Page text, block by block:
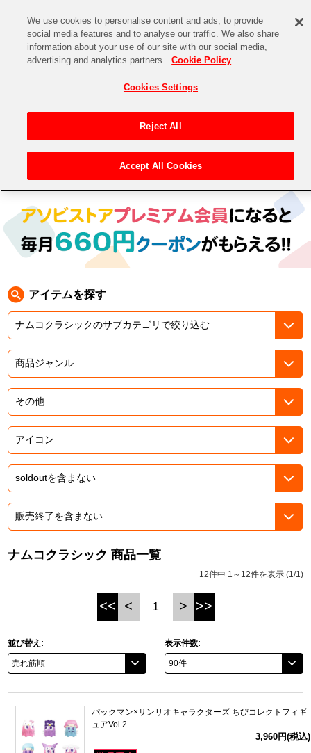
CHANNEL STORE EVENT
ゲーム 電子書籍
その他先行受付
アイドルマスターシリーズ
アイドルマスター
アイドルマスター ミリオンライブ！
アイドルマスター SideM
プロジェクトアイマス ヴイアライヴ
テイルズ オブ シリーズ
電音部
鉄拳
太鼓の達人
ACE COMBAT
ナムコクラシック
ドラゴンボール
ラブライブ！サンシャイン‼
イベントグッズ
トイ・ホビー
> キャラクター > ナムコクラシック
アイテムを探す
ナムコクラシック 商品一覧
12件中 1～12件を表示 (1/1)
<< < 1 > >>
並び替え: 表示件数:
パックマン×サンリオキャラクターズ ちびコレクトフィギ
ュアVol.2
3,960円(税込)
We use cookies to personalise content and ads, to provide
social media features and to analyse our traffic. We also share
information about your use of our site with our social media,
advertising and analytics partners.
Cookie Policy
Cookies Settings
Reject All
Accept All Cookies